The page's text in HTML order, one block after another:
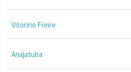
Vitorino Freire
Anajatuba